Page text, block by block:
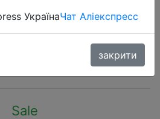
Sale
УкраїнаЧат Аліекспресс
закрити